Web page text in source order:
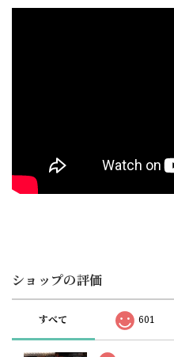
ショップの評価
すべて 601